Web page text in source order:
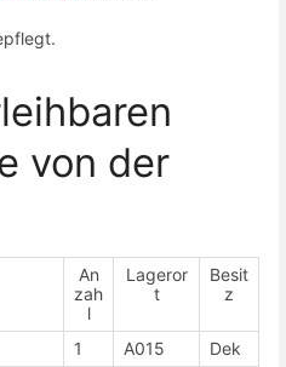
von der
An
zah
l
Lageror
t
Besit
z
1 A015
Dek